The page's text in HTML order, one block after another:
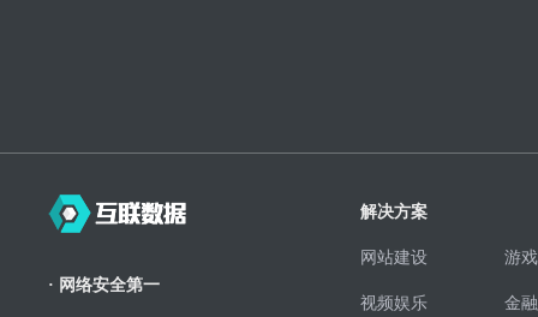
· 网络安全第一
解决方案
网站建设 游
视频娱乐 金